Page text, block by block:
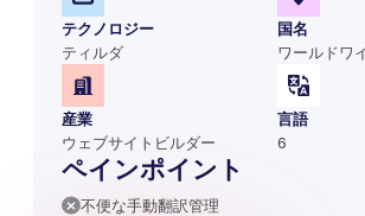
テクノロジー
ティルダ
国名
ワールドワ
産業
ウェブサイトビルダー
言語
6
ペインポイント
不便な手動翻訳管理